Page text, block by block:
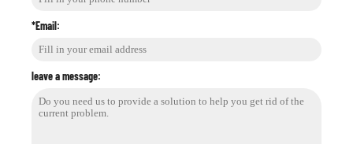
*Email:
leave a message: